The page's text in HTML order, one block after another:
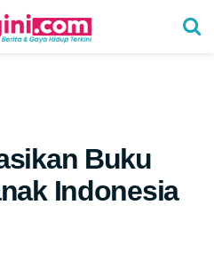
Buku
Indonesia